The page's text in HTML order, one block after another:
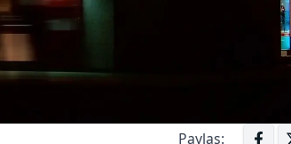
Paylaş: